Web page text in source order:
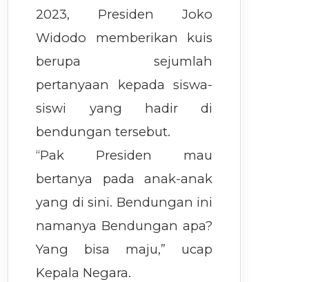
2023, Presiden Joko
Widodo memberikan kuis
berupa sejumlah
pertanyaan kepada siswa-
siswi yang hadir di
bendungan tersebut.
“Pak Presiden mau
bertanya pada anak-anak
yang di sini. Bendungan ini
namanya Bendungan apa?
Yang bisa maju,” ucap
Kepala Negara.